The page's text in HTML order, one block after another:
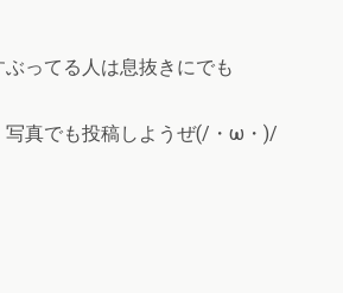
ってる人は息抜きにでも
写真でも投稿しようぜ(/・ω・)/